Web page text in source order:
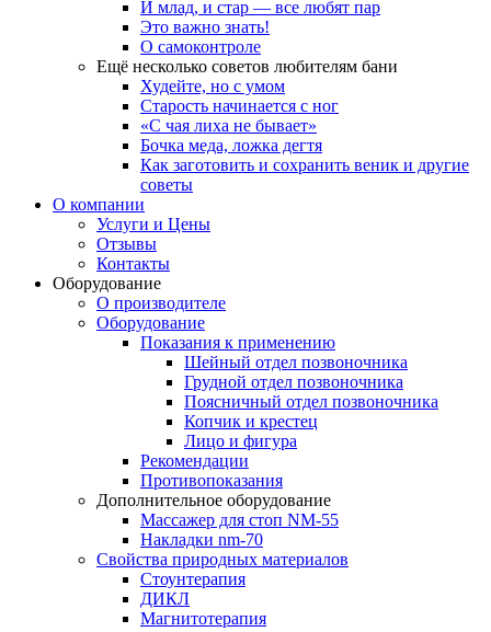
И млад, и стар — все любят пар
Это важно знать!
О самоконтроле
Ещё несколько советов любителям бани
Худейте, но с умом
Старость начинается с ног
«С чая лиха не бывает»
Бочка меда, ложка дегтя
Как заготовить и сохранить веник и другие
советы
О компании
Услуги и Цены
Отзывы
Контакты
Оборудование
О производителе
Оборудование
Показания к применению
Шейный отдел позвоночника
Грудной отдел позвоночника
Поясничный отдел позвоночника
Копчик и крестец
Лицо и фигура
Рекомендации
Противопоказания
Дополнительное оборудование
Массажер для стоп NM-55
Накладки nm-70
Свойства природных материалов
Стоунтерапия
ДИКЛ
Магнитотерапия